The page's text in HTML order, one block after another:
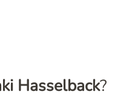
Hasselback?